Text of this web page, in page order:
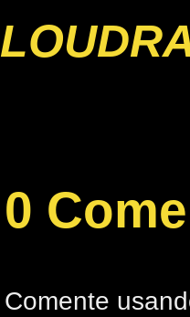
0
Comente